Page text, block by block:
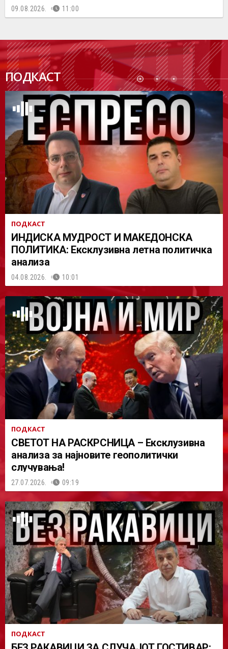
09.08.2026. 11:00
ПОДКАСТ
ПОДК
АСТ
ПОДКАСТ
ИНДИСКА МУДРОСТ И МАКЕДОНСКА
ПОЛИТИКА: Ексклузивна летна политичка
анализа
04.08.2026. 10:01
ПОДКАСТ
СВЕТОТ НА РАСКРСНИЦА – Ексклузивна
анализа за најновите геополитички
случувања!
27.07.2026. 09:19
ПОДКАСТ